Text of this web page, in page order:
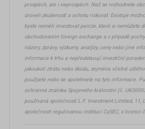
prospěch, ale i neprospěch. Než se rozhodnete
úroveň zkušeností a ochotu riskovat. Existuje
byste neměli investovat peníze, které si nemůžete
obchodováním foreign exchange a v případě
názory, zprávy, výzkumy, analýzy, ceny nebo jiné
informace k trhu a nepředstavují investiční
jakoukoli ztrátu nebo škodu, zejména včetně
použijete nebo se spolehnete na tyto informace.
ochranná známka Spojeného království (č.
používaná společností L.F. Investment Limited, 11,
společností regulovanou institucí CySEC, s licencí